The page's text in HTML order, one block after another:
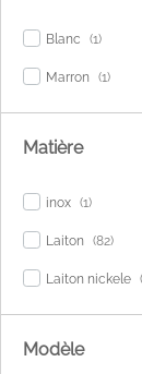
Blanc 1item
Marron 1item
Matière
inox 1item
Laiton 82items
Laiton nickele
Modèle